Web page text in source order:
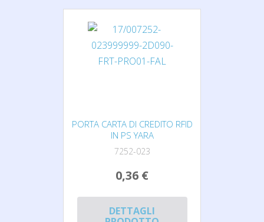
PORTA CARTA DI CREDITO RFID
IN PS YARA
7252-023
0,36 €
DETTAGLI